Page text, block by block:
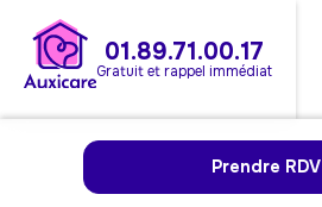
01.89.71.00.17
Gratuit et rappel immédiat
Prendre RDV